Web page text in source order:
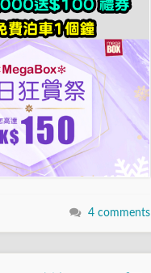
4 comments